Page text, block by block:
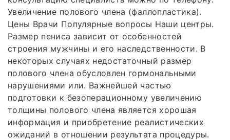
Увеличение полового члена (фаллопластика).
Цены Врачи Популярные вопросы Наши центры.
Размер пениса зависит от особенностей
строения мужчины и его наследственности. В
некоторых случаях недостаточный размер
полового члена обусловлен гормональными
нарушениями или. Важнейшей частью
подготовки к безоперационному увеличению
толщины полового члена является хорошая
информация и приобретение реалистических
ожиданий в отношении результата процедуры.